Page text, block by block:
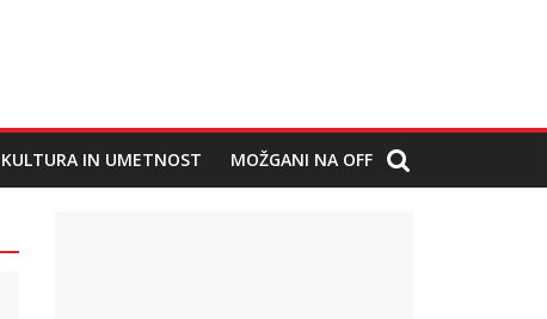
KULTURA IN UMETNOST MOŽGANI NA OFF